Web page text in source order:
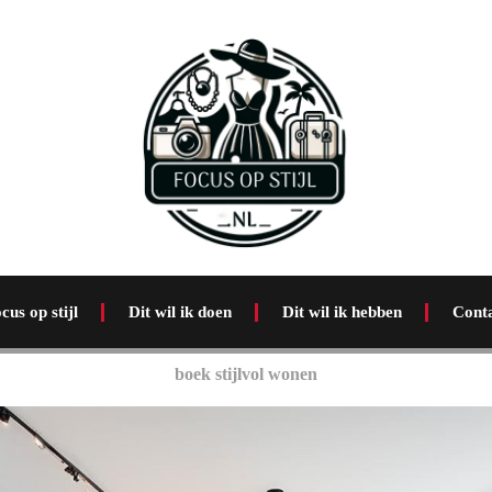
op stijl Dit wil ik doen Dit wil ik hebben
boek stijlvol wonen